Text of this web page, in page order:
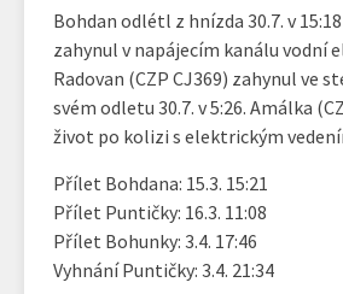
Bohdan odlétl z hnízda 30.7. v
zahynul v napájecím kanálu vodní
Radovan (CZP CJ369) zahynul ve
svém odletu 30.7. v 5:26. Amálka
život po kolizi s elektrickým
Přílet Bohdana: 15.3. 15:21
Přílet Puntičky: 16.3. 11:08
Přílet Bohunky: 3.4. 17:46
Vyhnání Puntičky: 3.4. 21:34